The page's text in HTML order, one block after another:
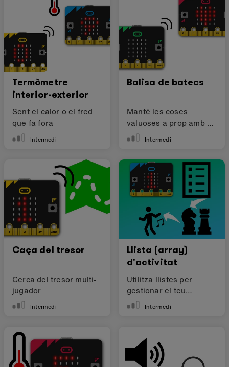
Termòmetre
interior-exterior
Sent el calor o el fred
que fa fora
Intermedi
Balisa de batecs
Manté les coses
valuoses a prop amb 2
micro:bitsIntermedi
Caça del tresor
Cerca del tresor multi-
jugador
Intermedi
Llista (array)
d'activitat
Utilitza llistes per
gestionar el teu
selector d'activitat
Intermedi